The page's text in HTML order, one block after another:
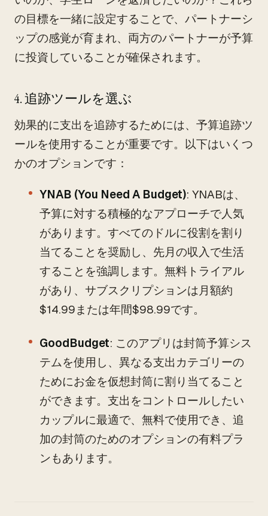
の目標を一緒に設定することで、パートナーシ
ップの感覚が育まれ、両方のパートナーが予算
に投資していることが確保されます。
4. 追跡ツールを選ぶ
効果的に支出を追跡するためには、予算追跡ツ
ールを使用することが重要です。以下はいくつ
かのオプションです：
YNAB (You Need A Budget): YNABは、
予算に対する積極的なアプローチで人気
があります。すべてのドルに役割を割り
当てることを奨励し、先月の収入で生活
することを強調します。無料トライアル
があり、サブスクリプションは月額約
$14.99または年間$98.99です。
GoodBudget: このアプリは封筒予算シス
テムを使用し、異なる支出カテゴリーの
ためにお金を仮想封筒に割り当てること
ができます。支出をコントロールしたい
カップルに最適で、無料で使用でき、追
加の封筒のためのオプションの有料プラ
ンもあります。